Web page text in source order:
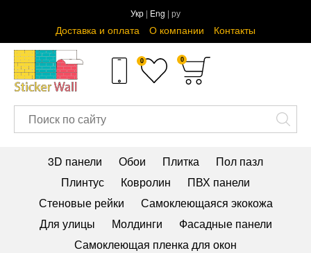
Укр | Eng | ру
Доставка и оплата О компании Контакты
0 0
3D панели Обои Плитка
Пол пазл
Плинтус
Ковролин
ПВХ панели
Стеновые рейки
Самоклеющаяся экокожа
Для улицы
Молдинги
Фасадные панели
Самоклеющая пленка для окон